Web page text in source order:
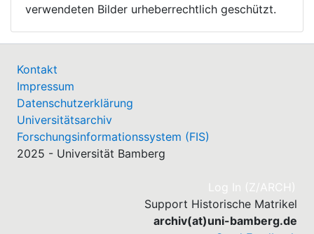
verwendeten Bilder urheberrechtlich geschützt.
Kontakt
Impressum
Datenschutzerklärung
Universitätsarchiv
Forschungsinformationssystem (FIS)
2025 - Universität Bamberg
Log In (Z/ARCH)
Support Historische Matrikel
archiv(at)uni-bamberg.de